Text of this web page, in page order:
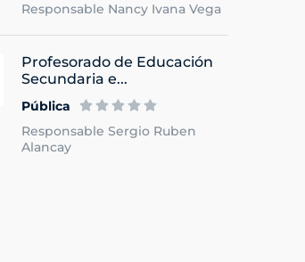
Responsable Nancy Ivana Vega
Profesorado de Educación
Secundaria e...
Pública
Responsable Sergio Ruben
Alancay